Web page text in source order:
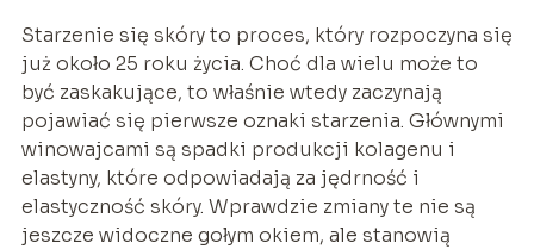
Starzenie się skóry to proces, który rozpoczyna się
już około 25 roku życia. Choć dla wielu może to
być zaskakujące, to właśnie wtedy zaczynają
pojawiać się pierwsze oznaki starzenia. Głównymi
winowajcami są spadki produkcji kolagenu i
elastyny, które odpowiadają za jędrność i
elastyczność skóry. Wprawdzie zmiany te nie są
jeszcze widoczne gołym okiem, ale stanowią